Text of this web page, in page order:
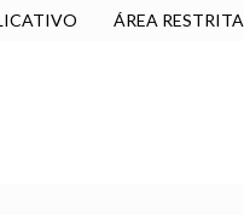
ÁREA RESTRITA